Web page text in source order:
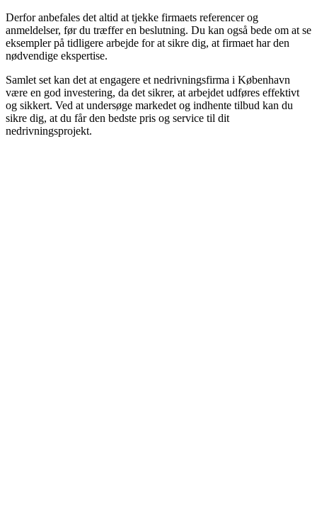
Derfor anbefales det altid at tjekke firmaets referencer og
anmeldelser, før du træffer en beslutning. Du kan også bede om at se
eksempler på tidligere arbejde for at sikre dig, at firmaet har den
nødvendige ekspertise.
Samlet set kan det at engagere et nedrivningsfirma i København
være en god investering, da det sikrer, at arbejdet udføres effektivt
og sikkert. Ved at undersøge markedet og indhente tilbud kan du
sikre dig, at du får den bedste pris og service til dit
nedrivningsprojekt.